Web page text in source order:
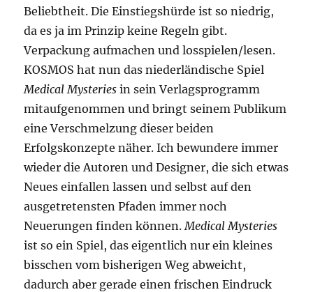
Beliebtheit. Die Einstiegshürde ist so niedrig,
da es ja im Prinzip keine Regeln gibt.
Verpackung aufmachen und losspielen/lesen.
KOSMOS hat nun das niederländische Spiel
Medical Mysteries in sein Verlagsprogramm
mitaufgenommen und bringt seinem Publikum
eine Verschmelzung dieser beiden
Erfolgskonzepte näher. Ich bewundere immer
wieder die Autoren und Designer, die sich etwas
Neues einfallen lassen und selbst auf den
ausgetretensten Pfaden immer noch
Neuerungen finden können. Medical Mysteries
ist so ein Spiel, das eigentlich nur ein kleines
bisschen vom bisherigen Weg abweicht,
dadurch aber gerade einen frischen Eindruck